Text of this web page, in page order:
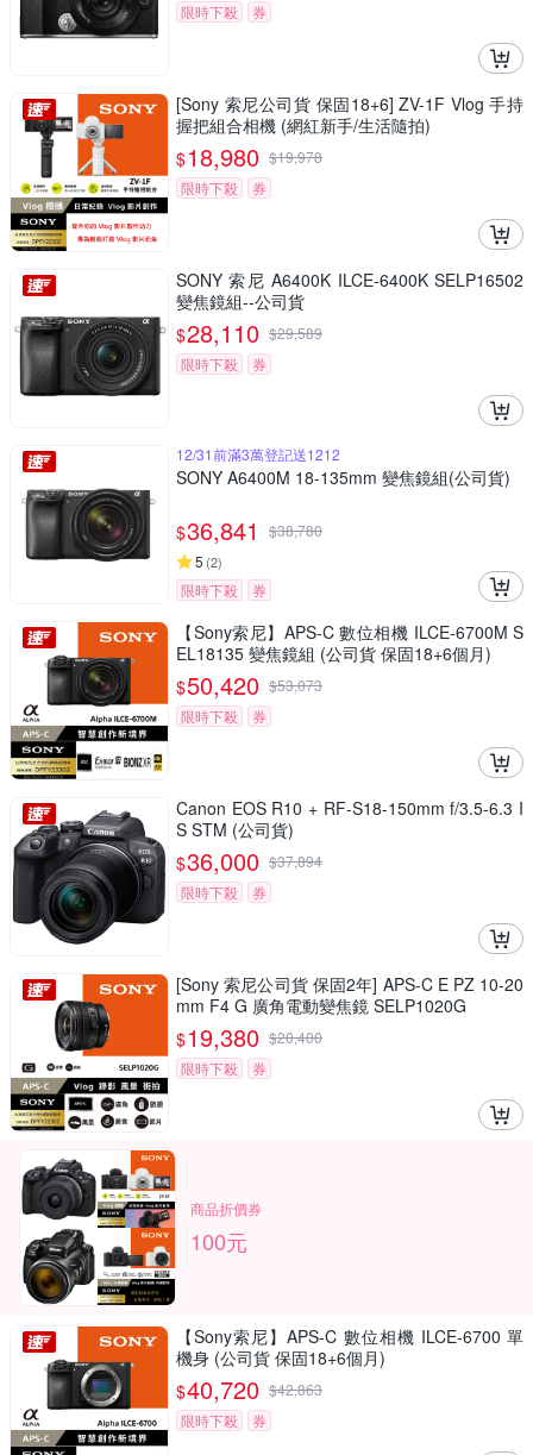
限時下殺
券
[Sony 索尼公司貨 保固18+6] ZV-1F Vlog 手持
握把組合相機 (網紅新手/生活隨拍)
$18,980 $19,978
限時下殺
券
SONY 索尼 A6400K ILCE-6400K SELP16502
變焦鏡組--公司貨
$28,110 $29,589
限時下殺
券
12/31前滿3萬登記送1212
SONY A6400M 18-135mm 變焦鏡組(公司貨)
$36,841 $38,780
5 (2)
限時下殺 券
【Sony索尼】APS-C 數位相機 ILCE-6700M S
EL18135 變焦鏡組 (公司貨 保固18+6個月)
$50,420 $53,073
限時下殺
券
Canon EOS R10 + RF-S18-150mm f/3.5-6.3 I
S STM (公司貨)
$36,000 $37,894
限時下殺
券
[Sony 索尼公司貨 保固2年] APS-C E PZ 10-20
mm F4 G 廣角電動變焦鏡 SELP1020G
$19,380 $20,400
限時下殺
券
商品折價券
100元
【Sony索尼】APS-C 數位相機 ILCE-6700 單
機身 (公司貨 保固18+6個月)
$40,720 $42,863
限時下殺
券